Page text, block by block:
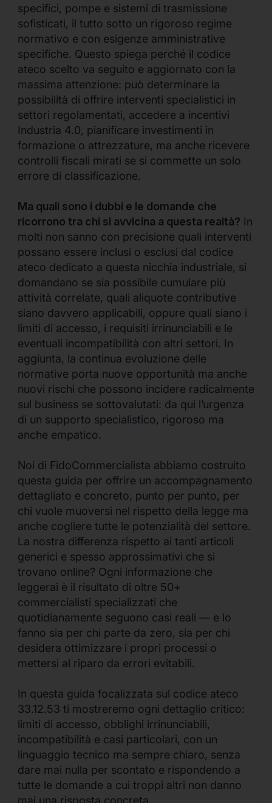
specifici, pompe e sistemi di trasmissione
sofisticati, il tutto sotto un rigoroso regime
normativo e con esigenze amministrative
specifiche. Questo spiega perché il codice
ateco scelto va seguito e aggiornato con la
massima attenzione: può determinare la
possibilità di offrire interventi specialistici in
settori regolamentati, accedere a incentivi
Industria 4.0, pianificare investimenti in
formazione o attrezzature, ma anche ricevere
controlli fiscali mirati se si commette un solo
errore di classificazione.
Ma quali sono i dubbi e le domande che
ricorrono tra chi si avvicina a questa realtà? In
molti non sanno con precisione quali interventi
possano essere inclusi o esclusi dal codice
ateco dedicato a questa nicchia industriale, si
domandano se sia possibile cumulare più
attività correlate, quali aliquote contributive
siano davvero applicabili, oppure quali siano i
limiti di accesso, i requisiti irrinunciabili e le
eventuali incompatibilità con altri settori. In
aggiunta, la continua evoluzione delle
normative porta nuove opportunità ma anche
nuovi rischi che possono incidere radicalmente
sul business se sottovalutati: da qui l’urgenza
di un supporto specialistico, rigoroso ma
anche empatico.
Noi di FidoCommercialista abbiamo costruito
questa guida per offrire un accompagnamento
dettagliato e concreto, punto per punto, per
chi vuole muoversi nel rispetto della legge ma
anche cogliere tutte le potenzialità del settore.
La nostra differenza rispetto ai tanti articoli
generici e spesso approssimativi che si
trovano online? Ogni informazione che
leggerai è il risultato di oltre 50+
commercialisti specializzati che
quotidianamente seguono casi reali — e lo
fanno sia per chi parte da zero, sia per chi
desidera ottimizzare i propri processi o
mettersi al riparo da errori evitabili.
In questa guida focalizzata sul codice ateco
33.12.53 ti mostreremo ogni dettaglio critico:
limiti di accesso, obblighi irrinunciabili,
incompatibilità e casi particolari, con un
linguaggio tecnico ma sempre chiaro, senza
dare mai nulla per scontato e rispondendo a
tutte le domande a cui troppi altri non danno
mai una risposta concreta.